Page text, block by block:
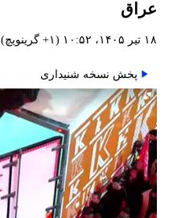
عراق
۱۸ تیر ۱۴۰۵، ۱۰:۵۲ (‎+۱ گرینویچ)
پخش نسخه شنیداری